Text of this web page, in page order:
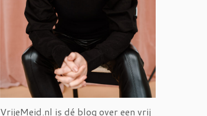
VrijeMeid.nl is dé blog over een vrij